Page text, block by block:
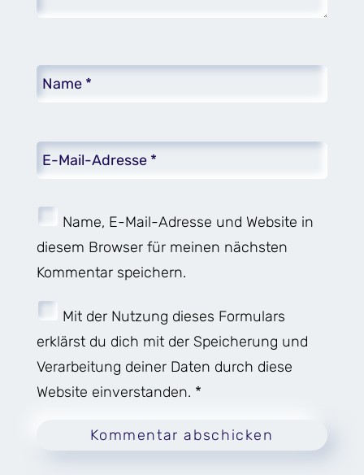
Name, E-Mail-Adresse und Website in
diesem Browser für meinen nächsten
Kommentar speichern.
Mit der Nutzung dieses Formulars
erklärst du dich mit der Speicherung und
Verarbeitung deiner Daten durch diese
Website einverstanden. *
Kommentar abschicken